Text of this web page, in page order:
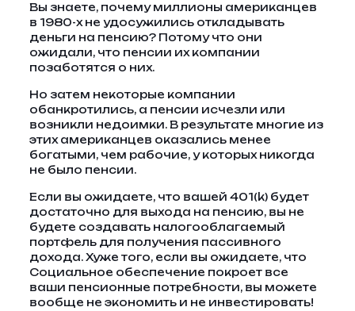
Вы знаете, почему миллионы американцев
в 1980-х не удосужились откладывать
деньги на пенсию? Потому что они
ожидали, что пенсии их компании
позаботятся о них.
Но затем некоторые компании
обанкротились, а пенсии исчезли или
возникли недоимки. В результате многие из
этих американцев оказались менее
богатыми, чем рабочие, у которых никогда
не было пенсии.
Если вы ожидаете, что вашей 401(k) будет
достаточно для выхода на пенсию, вы не
будете создавать налогооблагаемый
портфель для получения пассивного
дохода. Хуже того, если вы ожидаете, что
Социальное обеспечение покроет все
ваши пенсионные потребности, вы можете
вообще не экономить и не инвестировать!